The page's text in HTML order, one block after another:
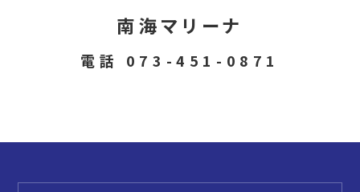
南海マリーナ
電話 073-451-0871